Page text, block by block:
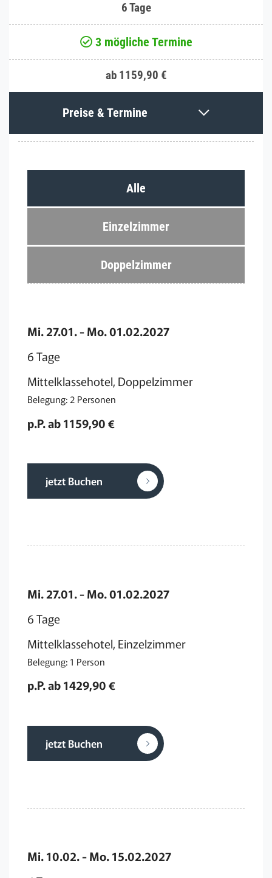
6 Tage
3 mögliche Termine
ab 1159,90 €
Preise & Termine
Alle
Einzelzimmer
Doppelzimmer
Mi. 27.01. - Mo. 01.02.2027
6 Tage
Mittelklassehotel, Doppelzimmer
Belegung: 2 Personen
p.P. ab 1159,90 €
jetzt Buchen
Mi. 27.01. - Mo. 01.02.2027
6 Tage
Mittelklassehotel, Einzelzimmer
Belegung: 1 Person
p.P. ab 1429,90 €
jetzt Buchen
Mi. 10.02. - Mo. 15.02.2027